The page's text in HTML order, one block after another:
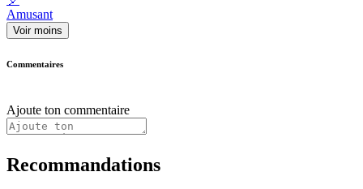
Amusant
Voir moins
Commentaires
Ajoute ton commentaire
Recommandations